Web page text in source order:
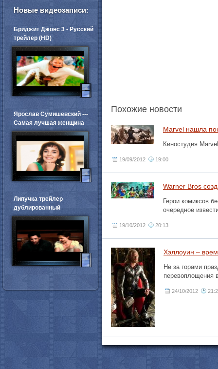
Похожие новости
Marvel нашла
Киностудия
19/09/2012 19:00
Warner Bros
Герои комиксов
очередное
19/10/2012 20:13
Хэллоуин –
Не за горами
перевоплощения
24/10/2012
Новые видеозаписи:
Бриджит Джонс 3 - Русский
трейлер (HD)
Ярослав Сумишевский ---
Самая лучшая женщина
Липучка трейлер
дублированный